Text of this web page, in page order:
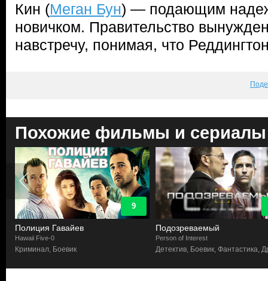
Кин (Меган Бун) — подающим
новичком. Правительство
навстречу, понимая, что
Похожие фильмы и сериалы
9
Полиция Гавайев
Hawaii Five-0
Криминал, Боевик
Подозреваемый
Person of Interest
Детектив, Боевик, Фантастика,